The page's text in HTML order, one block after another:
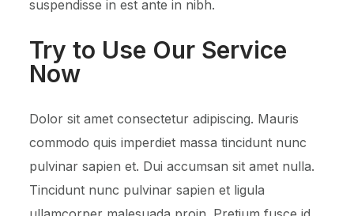
suspendisse in est ante in nibh.
Try to Use Our Service
Now
Dolor sit amet consectetur adipiscing. Mauris
commodo quis imperdiet massa tincidunt nunc
pulvinar sapien et. Dui accumsan sit amet nulla.
Tincidunt nunc pulvinar sapien et ligula